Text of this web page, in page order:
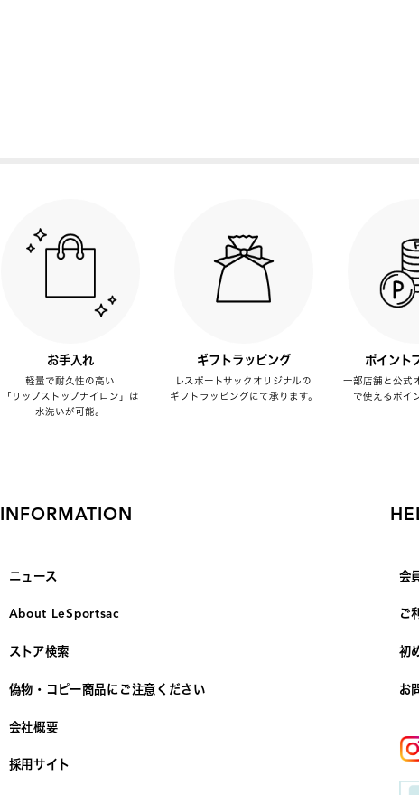
お手入れ
軽量で耐久性の高い
「リップストップナイロン」は
水洗いが可能。
ギフトラッピング
レスポートサックオリジナルの
ギフトラッピングにて承ります。
ポイント
一部店舗と公式
で使えるポイ
INFORMATION
ニュース
About LeSportsac
ストア検索
偽物・コピー商品にご注意ください
会社概要
採用サイト
会
ご
初
お